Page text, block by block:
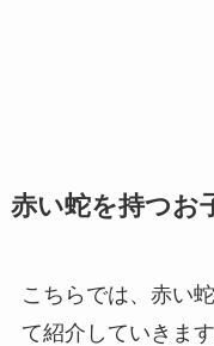
赤い蛇を持つお
こちらでは、赤い
て紹介していきます